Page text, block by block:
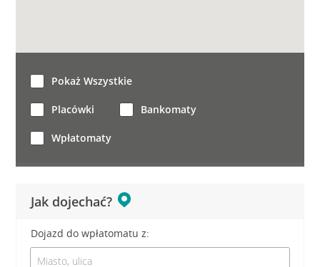
Jak dojechać?
Dojazd do wpłatomatu z:
Pokaż Wszystkie
Placówki Bankomaty
Wpłatomaty